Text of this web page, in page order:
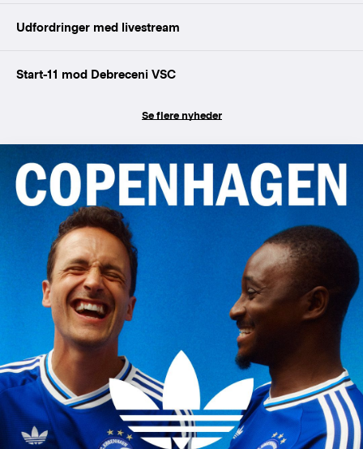
Udfordringer med livestream
Start-11 mod Debreceni VSC
Se flere nyheder